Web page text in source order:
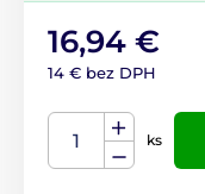
16,94 €
14 € bez DPH
ks